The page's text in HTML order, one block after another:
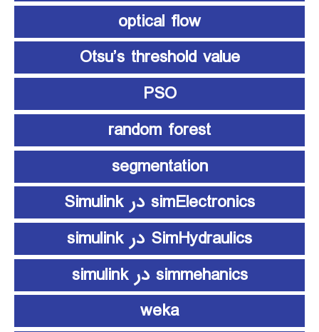
optical flow
Otsu’s threshold value
PSO
random forest
segmentation
simElectronics در Simulink
SimHydraulics در simulink
simmehanics در simulink
weka